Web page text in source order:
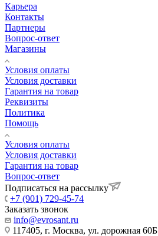
Карьера
Контакты
Партнеры
Вопрос-ответ
Магазины
Условия оплаты
Условия доставки
Гарантия на товар
Реквизиты
Политика
Помощь
Условия оплаты
Условия доставки
Гарантия на товар
Вопрос-ответ
Подписаться на рассылку
+7 (901) 729-45-74
Заказать звонок
info@evrosant.ru
117405, г. Москва, ул. дорожная 60Б